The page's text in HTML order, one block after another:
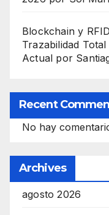
Blockchain y
Trazabilidad
Actual por
Recent
No hay
Archives
agosto 2026